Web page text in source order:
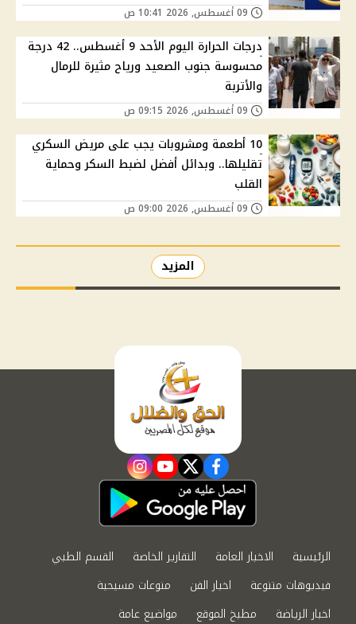
درجات الحرارة اليوم الأحد 9 أغسطس.. 42 درجة
محسوسة جنوب الصعيد ورياح مثيرة للرمال
والأتربة
10 أطعمة ومشروبات يجب على مريض السكري
تقليلها.. وبدائل أفضل لضبط السكر وحماية
القلب
المزيد
facebook
twitter
youtube
instagram
الرئيسية الاخبار العامة التقارير الخاصة
القسم الطبي
فيديوهات متنوعة
اخبار الفن
منوعات مسيحية
اخبار الرياضة
مطبخ الموقع مواضيع عامة